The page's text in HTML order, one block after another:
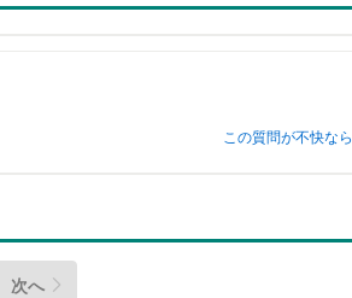
この質問が不快なら
次へ